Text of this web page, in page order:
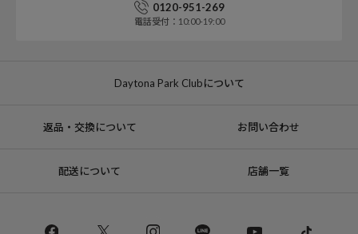
0120-951-269
電話受付：10:00-19:00
Daytona Park Clubについて
返品・交換について お問い合わせ
配送について 店舗一覧